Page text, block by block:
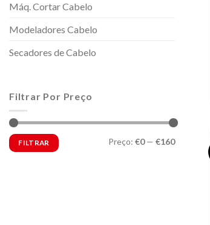
Máq. Cortar Cabelo
Modeladores Cabelo
Secadores de Cabelo
Filtrar Por Preço
Preço
mínimo
Preço
máximo
FILTRAR Preço: €0— €160